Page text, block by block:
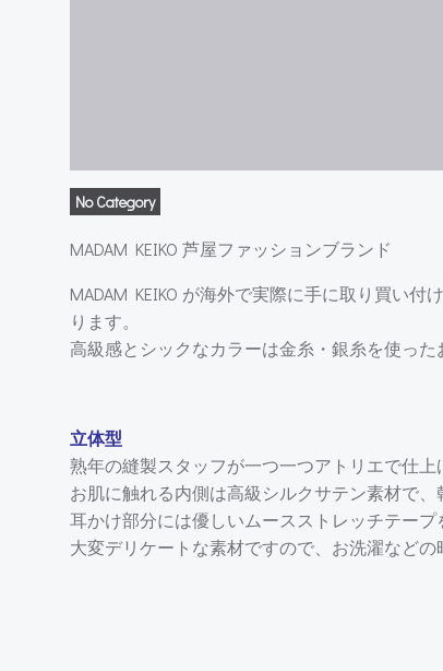
No Category
MADAM KEIKO 芦屋ファッションブランド
MADAM KEIKO が海外で実際に手に取り買い
ります。
高級感とシックなカラーは金糸・銀糸を使った
立体型
熟年の縫製スタッフが一つ一つアトリエで仕
お肌に触れる内側は高級シルクサテン素材で、
耳かけ部分には優しいムースストレッチテープ
大変デリケートな素材ですので、お洗濯など